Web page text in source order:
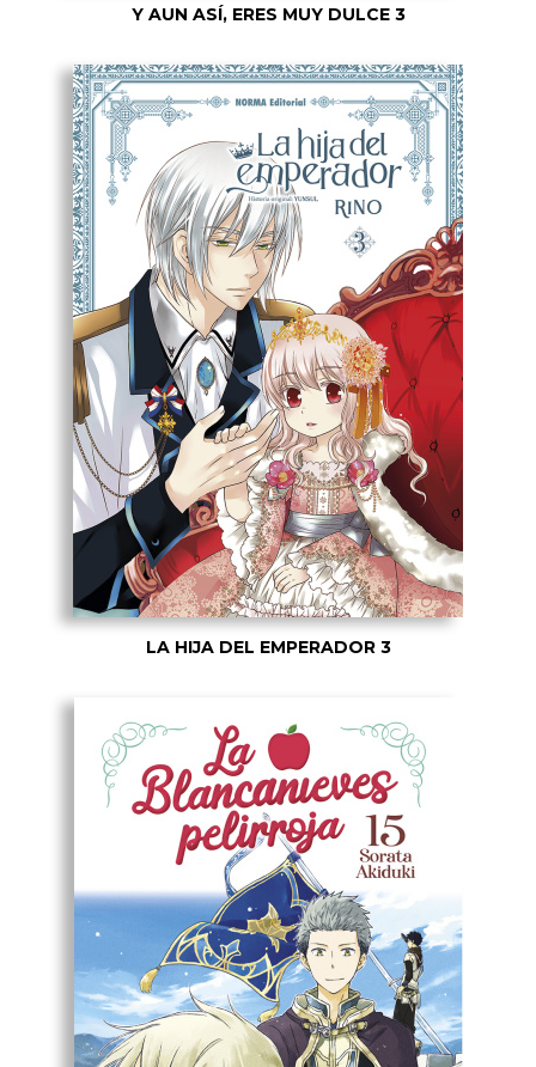
Y AUN ASÍ, ERES MUY DULCE 3
LA HIJA DEL EMPERADOR 3